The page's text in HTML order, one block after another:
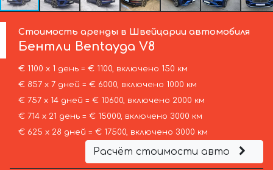
Стоимость аренды в Швейцарии автомобиля
Бентли Bentayga V8
€ 1100 х 1 день = € 1100, включено 150 км
€ 857 х 7 дней = € 6000, включено 1000 км
€ 757 х 14 дней = € 10600, включено 2000 км
€ 714 х 21 день = € 15000, включено 3000 км
€ 625 х 28 дней = € 17500, включено 3000 км
Расчёт стоимости авто